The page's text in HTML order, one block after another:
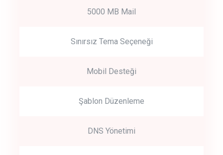
5000 MB Mail
Sınırsız Tema Seçeneği
Mobil Desteği
Şablon Düzenleme
DNS Yönetimi